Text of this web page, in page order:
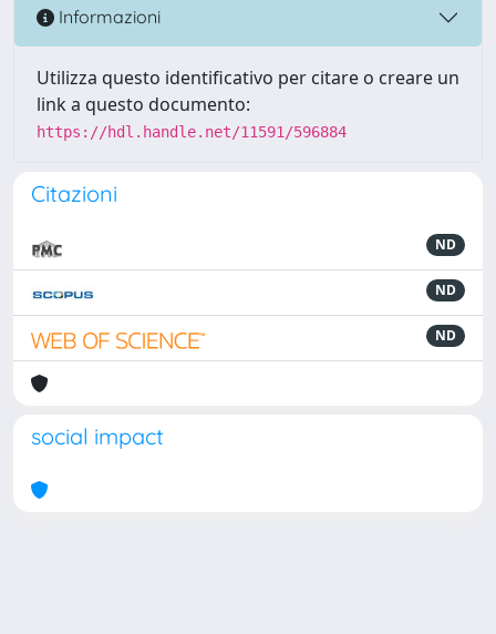
Informazioni
Utilizza questo identificativo per citare o creare un
link a questo documento:
https://hdl.handle.net/11591/596884
Citazioni
ND
ND
ND
social impact